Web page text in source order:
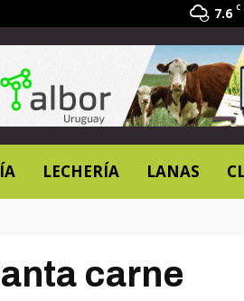
7.6 C
LECHERÍA LANAS
carne